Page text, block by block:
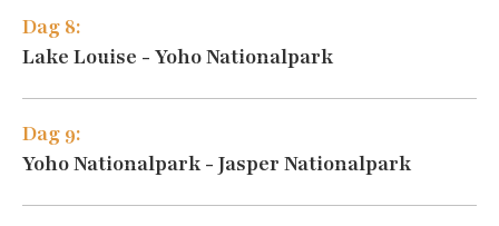
Dag 8:
Lake Louise - Yoho Nationalpark
Dag 9:
Yoho Nationalpark - Jasper Nationalpark